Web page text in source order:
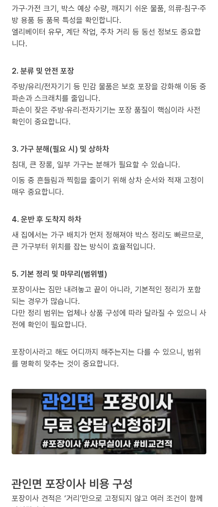
가구·가전 크기, 박스 예상 수량, 깨지기 쉬운 물품, 의류·침구·주
방 용품 등 품목 특성을 확인합니다.
엘리베이터 유무, 계단 작업, 주차 거리 등 동선 정보도 중요합
니다.
2. 분류 및 안전 포장
주방/유리/전자기기 등 민감 물품은 보호 포장을 강화해 이동 중
파손과 스크래치를 줄입니다.
파손이 잦은 주방·유리·전자기기는 포장 품질이 핵심이라 사전
확인이 중요합니다.
3. 가구 분해(필요 시) 및 상하차
침대, 큰 장롱, 일부 가구는 분해가 필요할 수 있습니다.
이동 중 흔들림과 찍힘을 줄이기 위해 상차 순서와 적재 고정이
매우 중요합니다.
4. 운반 후 도착지 하차
새 집에서는 가구 배치가 먼저 정해져야 박스 정리도 빠르므로,
큰 가구부터 위치를 잡는 방식이 효율적입니다.
5. 기본 정리 및 마무리(범위별)
포장이사는 짐만 내려놓고 끝이 아니라, 기본적인 정리가 포함
되는 경우가 많습니다.
다만 정리 범위는 업체나 상품 구성에 따라 달라질 수 있으니 사
전에 확인이 필요합니다.
포장이사라고 해도 어디까지 해주는지는 다를 수 있으니, 범위
를 명확히 맞추는 것이 중요합니다.
관인면 포장이사 비용 구성
포장이사 견적은 ‘거리’만으로 고정되지 않고 여러 조건이 함께